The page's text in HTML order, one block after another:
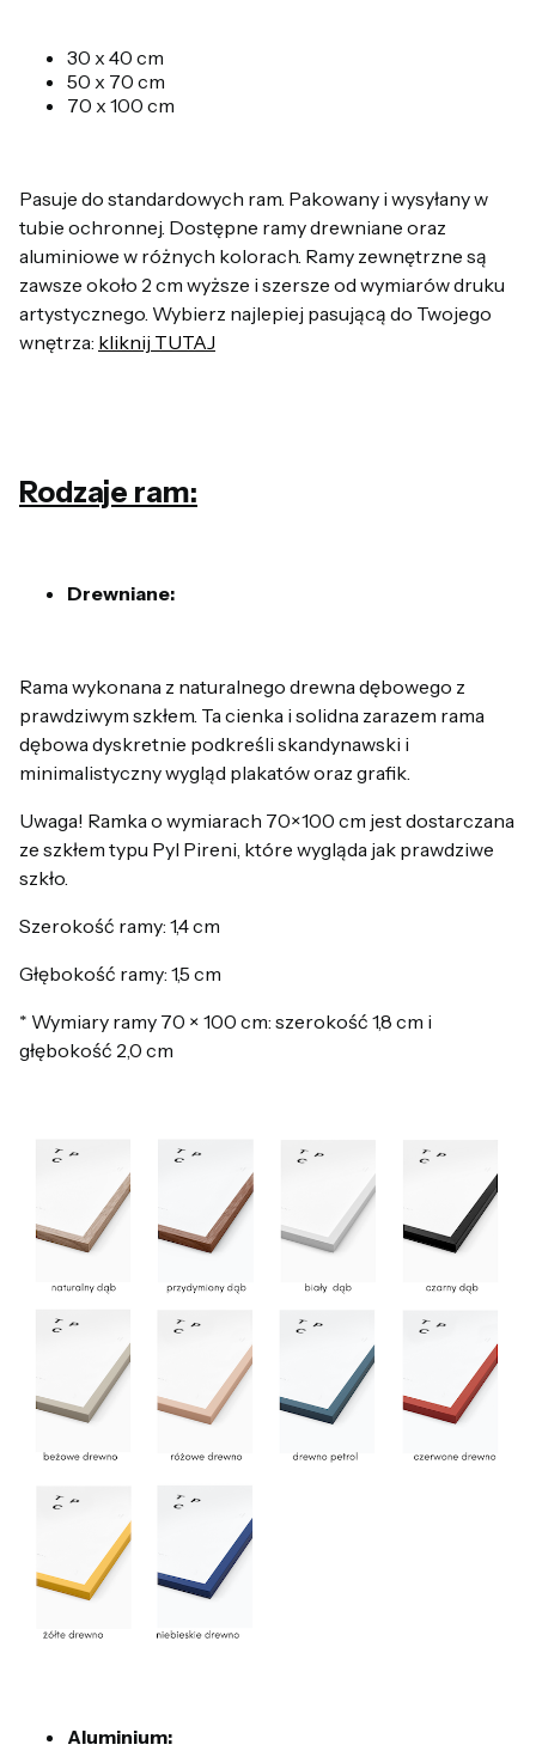
30 x 40 cm
50 x 70 cm
70 x 100 cm
Pasuje do standardowych ram. Pakowany i wysyłany w
tubie ochronnej. Dostępne ramy drewniane oraz
aluminiowe w różnych kolorach. Ramy zewnętrzne są
zawsze około 2 cm wyższe i szersze od wymiarów druku
artystycznego. Wybierz najlepiej pasującą do Twojego
wnętrza: kliknij TUTAJ
Rodzaje ram:
Drewniane:
Rama wykonana z naturalnego drewna dębowego z
prawdziwym szkłem. Ta cienka i solidna zarazem rama
dębowa dyskretnie podkreśli skandynawski i
minimalistyczny wygląd plakatów oraz grafik.
Uwaga! Ramka o wymiarach 70×100 cm jest dostarczana
ze szkłem typu Pyl Pireni, które wygląda jak prawdziwe
szkło.
Szerokość ramy: 1,4 cm
Głębokość ramy: 1,5 cm
* Wymiary ramy 70 × 100 cm: szerokość 1,8 cm i
głębokość 2,0 cm
Aluminium: